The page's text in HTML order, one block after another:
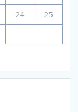
24
25